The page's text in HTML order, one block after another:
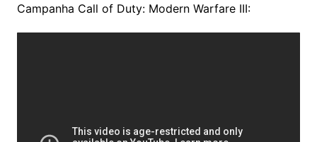
Campanha Call of Duty: Modern Warfare III: